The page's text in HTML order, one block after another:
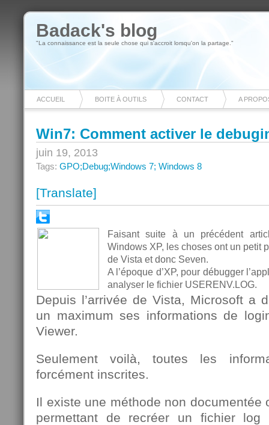
Badack's blog
"La connaissance est la seule chose qui s'accroit lorsqu'on la partage."
ACCUEIL BOITE À OUTILS CONTACT A
Win7: Comment activer le
juin 19, 2013
Tags: GPO;Debug;Windows 7; Windows 8
[Translate]
Faisant suite à un précédent
Windows XP, les choses ont un petit
de Vista et donc Seven.
A l’époque d’XP, pour débugger
analyser le fichier USERENV.LOG.
Depuis l’arrivée de Vista, Microsoft a
un maximum ses informations de
Viewer.
Seulement voilà, toutes les
forcément inscrites.
Il existe une méthode non documentée
permettant de recréer un fichier log